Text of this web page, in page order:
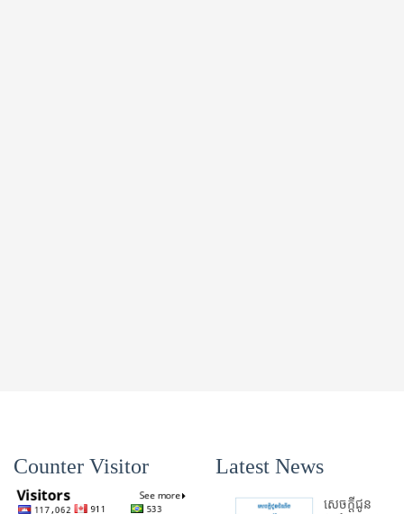
Counter Visitor Latest News
សេចក្តីជូន